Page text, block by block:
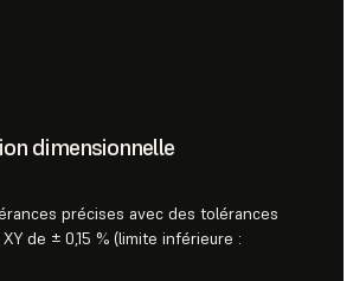
dimensionnelle
précises avec des tolérances
de ± 0,15 % (limite inférieure :